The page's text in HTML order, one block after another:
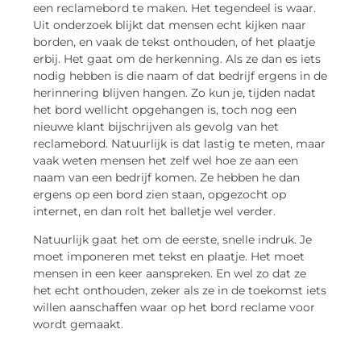
een reclamebord te maken. Het tegendeel is waar.
Uit onderzoek blijkt dat mensen echt kijken naar
borden, en vaak de tekst onthouden, of het plaatje
erbij. Het gaat om de herkenning. Als ze dan es iets
nodig hebben is die naam of dat bedrijf ergens in de
herinnering blijven hangen. Zo kun je, tijden nadat
het bord wellicht opgehangen is, toch nog een
nieuwe klant bijschrijven als gevolg van het
reclamebord. Natuurlijk is dat lastig te meten, maar
vaak weten mensen het zelf wel hoe ze aan een
naam van een bedrijf komen. Ze hebben he dan
ergens op een bord zien staan, opgezocht op
internet, en dan rolt het balletje wel verder.
Natuurlijk gaat het om de eerste, snelle indruk. Je
moet imponeren met tekst en plaatje. Het moet
mensen in een keer aanspreken. En wel zo dat ze
het echt onthouden, zeker als ze in de toekomst iets
willen aanschaffen waar op het bord reclame voor
wordt gemaakt.